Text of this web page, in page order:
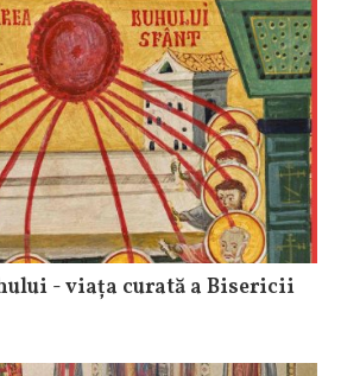
- viața curată a Bisericii